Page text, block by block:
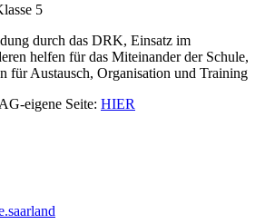
5
durch das DRK, Einsatz im
helfen für das Miteinander der Schule,
für Austausch, Organisation und Training
eigene Seite: HIER